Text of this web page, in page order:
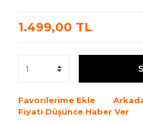
1.499,00 TL
Favorilerime Ekle
Fiyatı Düşünce Haber Ver